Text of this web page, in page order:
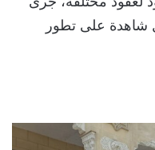
شاهدة على تطور